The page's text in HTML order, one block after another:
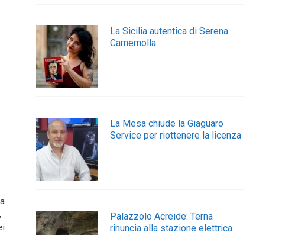
La Sicilia autentica di Serena
Carnemolla
La Mesa chiude la Giaguaro
Service per riottenere la licenza
Palazzolo Acreide: Terna
rinuncia alla stazione elettrica